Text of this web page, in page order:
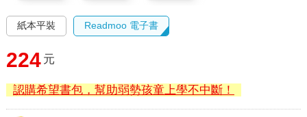
紙本平裝 Readmoo 電子書
224 元
認購希望書包，幫助弱勢孩童上學不中斷！